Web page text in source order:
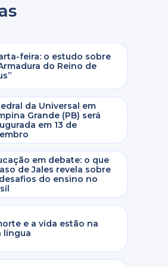
feira: o estudo sobre
do Reino de
da Universal em
Grande (PB) será
em 13 de
em debate: o que
de Jales revela sobre
do ensino no
e a vida estão na
língua